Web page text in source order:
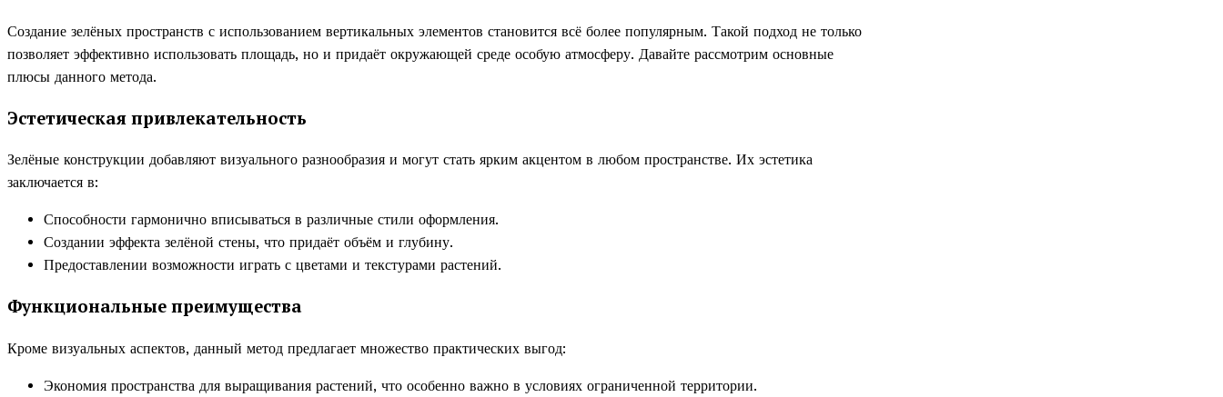
Создание зелёных пространств с использованием вертикальных элементов становится всё более популярным. Такой подход не только
позволяет эффективно использовать площадь, но и придаёт окружающей среде особую атмосферу. Давайте рассмотрим основные
плюсы данного метода.
Эстетическая привлекательность
Зелёные конструкции добавляют визуального разнообразия и могут стать ярким акцентом в любом пространстве. Их эстетика
заключается в:
Способности гармонично вписываться в различные стили оформления.
Создании эффекта зелёной стены, что придаёт объём и глубину.
Предоставлении возможности играть с цветами и текстурами растений.
Функциональные преимущества
Кроме визуальных аспектов, данный метод предлагает множество практических выгод:
Экономия пространства для выращивания растений, что особенно важно в условиях ограниченной территории.